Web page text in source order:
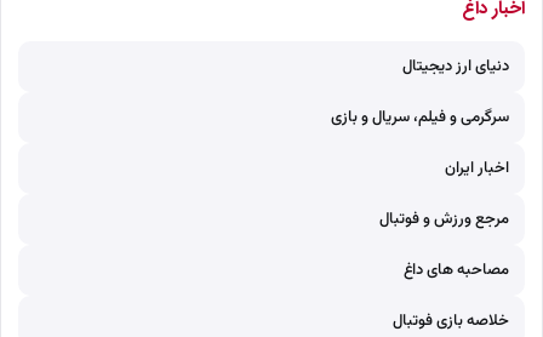
اخبار داغ
دنیای ارز دیجیتال
سرگرمی و فیلم، سریال و بازی
اخبار ایران
مرجع ورزش و فوتبال
مصاحبه های داغ
خلاصه بازی فوتبال